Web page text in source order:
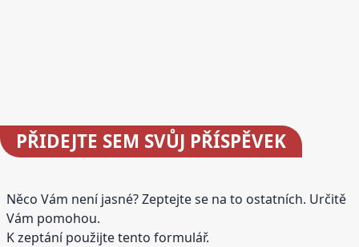
PŘIDEJTE SEM SVŮJ PŘÍSPĚVEK
Něco Vám není jasné? Zeptejte se na to ostatních. Určitě
Vám pomohou.
K zeptání použijte tento formulář.